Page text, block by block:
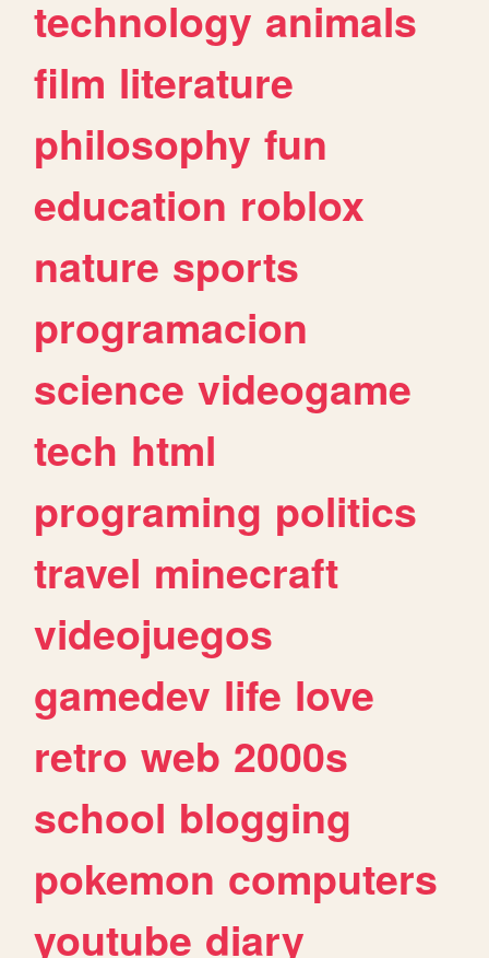
technology animals
film literature
philosophy fun
education roblox
nature sports
programacion
science videogame
tech html
programing politics
travel minecraft
videojuegos
gamedev life love
retro web 2000s
school blogging
pokemon computers
youtube diary